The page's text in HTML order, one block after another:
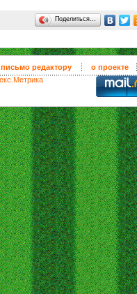
Поделиться…
письмо редактору о проекте